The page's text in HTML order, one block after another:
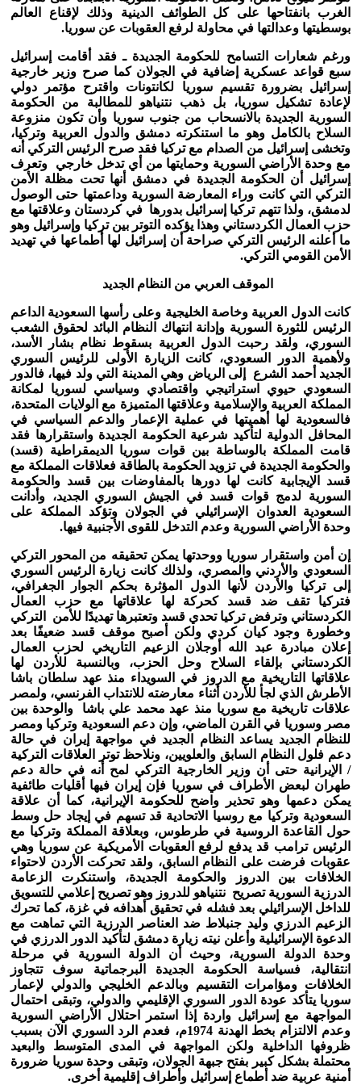
الغرب بانفتاحها على كل الطوائف الدينية وذلك لإقناع العالم
بوسطيتها وعدالتها في محاولة لرفع العقوبات عن سوريا.
ورغم شعارات التسامح للحكومة الجديدة ـ فقد أقامت إسرائيل
سبع قواعد عسكرية إضافية في الجولان كما صرح وزير خارجية
إسرائيل بضرورة تقسيم سوريا لكانتونات واقترح مؤتمر دولي
لإعادة تشكيل سوريا، بل ذهب نتنياهو للمطالبة من الحكومة
السورية الجديدة بالانسحاب من جنوب سوريا وأن تكون منزوعة
السلاح بالكامل وهو ما استنكرته دمشق والدول العربية وتركيا،
وتخشى إسرائيل من الصدام مع تركيا فقد صرح الرئيس التركي أنه
مع وحدة الأراضي السورية وحمايتها من أي تدخل خارجي وتعرف
إسرائيل أن الحكومة الجديدة في دمشق أنها تحت مظلة الأمن
التركي التي كانت وراء المعارضة السورية وداعمتها حتى الوصول
لدمشق، ولذا تتهم تركيا إسرائيل بدورها في كردستان وعلاقتها مع
حزب العمال الكردستاني وهذا يؤكده التوتر بين تركيا وإسرائيل وهو
ما أعلنه الرئيس التركي صراحة أن إسرائيل لها أطماعها في تهديد
الأمن القومي التركي.
الموقف العربي من النظام الجديد
كانت الدول العربية وخاصة الخليجية وعلى رأسها السعودية الداعم
الرئيس للثورة السورية وإدانة انتهاك النظام البائد لحقوق الشعب
السوري، ولقد رحبت الدول العربية بسقوط نظام بشار الأسد،
ولأهمية الدور السعودي، كانت الزيارة الأولى للرئيس السوري
الجديد أحمد الشرع إلى الرياض وهي المدينة التي ولد فيها، فالدور
السعودي حيوي استراتيجي واقتصادي وسياسي لسوريا لمكانة
المملكة العربية والإسلامية وعلاقتها المتميزة مع الولايات المتحدة،
فالسعودية لها أهميتها في عملية الإعمار والدعم السياسي في
المحافل الدولية لتأكيد شرعية الحكومة الجديدة واستقرارها فقد
قامت المملكة بالوساطة بين قوات سوريا الديمقراطية (قسد)
والحكومة الجديدة في تزويد الحكومة بالطاقة فعلاقات المملكة مع
قسد الإيجابية كانت لها دورها بالمفاوضات بين قسد والحكومة
السورية لدمج قوات قسد في الجيش السوري الجديد، وأدانت
السعودية العدوان الإسرائيلي في الجولان وتؤكد المملكة على
وحدة الأراضي السورية وعدم التدخل للقوى الأجنبية فيها.
إن أمن واستقرار سوريا ووحدتها يمكن تحقيقه من المحور التركي
السعودي والأردني والمصري، ولذلك كانت زيارة الرئيس السوري
إلى تركيا والأردن لأنها الدول المؤثرة بحكم الجوار الجغرافي،
فتركيا تقف ضد قسد كحركة لها علاقاتها مع حزب العمال
الكردستاني وترفض تركيا تحدي قسد وتعتبرها تهديدًا للأمن التركي
وخطورة وجود كيان كردي ولكن أصبح موقف قسد ضعيفًا بعد
إعلان مبادرة عبد الله أوجلان الزعيم التاريخي لحزب العمال
الكردستاني بإلقاء السلاح وحل الحزب، وبالنسبة للأردن لها
علاقاتها التاريخية مع الدروز في السويداء منذ عهد سلطان باشا
الأطرش الذي لجأ للأردن أثناء معارضته للانتداب الفرنسي، ولمصر
علاقات تاريخية مع سوريا منذ عهد محمد علي باشا والوحدة بين
مصر وسوريا في القرن الماضي، وإن دعم السعودية وتركيا ومصر
للنظام الجديد يساعد النظام الجديد في مواجهة إيران في حالة
دعم فلول النظام السابق والعلويين، ونلاحظ توتر العلاقات التركية
/ الإيرانية حتى أن وزير الخارجية التركي لمح أنه في حالة دعم
طهران لبعض الأطراف في سوريا فإن إيران فيها أقليات طائفية
يمكن دعمها وهو تحذير واضح للحكومة الإيرانية، كما أن علاقة
السعودية وتركيا مع روسيا الاتحادية قد تسهم في إيجاد حل وسط
حول القاعدة الروسية في طرطوس، وبعلاقة المملكة وتركيا مع
الرئيس ترامب قد يدفع لرفع العقوبات الأمريكية عن سوريا وهي
عقوبات فرضت على النظام السابق، ولقد تحركت الأردن لاحتواء
الخلافات بين الدروز والحكومة الجديدة، واستنكرت الزعامة
الدرزية السورية تصريح نتنياهو للدروز وهو تصريح إعلامي للتسويق
للداخل الإسرائيلي بعد فشله في تحقيق أهدافه في غزة، كما تحرك
الزعيم الدرزي وليد جنبلاط ضد العناصر الدرزية التي تماهت مع
الدعوة الإسرائيلية وأعلن نيته زيارة دمشق لتأكيد الدور الدرزي في
وحدة الدولة السورية، وحيث أن الدولة السورية في مرحلة
انتقالية، فسياسة الحكومة الجديدة البرجماتية سوف تتجاوز
الخلافات ومؤامرات التقسيم وبالدعم الخليجي والدولي لإعمار
سوريا يتأكد عودة الدور السوري الإقليمي والدولي، وتبقى احتمال
المواجهة مع إسرائيل واردة إذا استمر احتلال الأراضي السورية
وعدم الالتزام بخط الهدنة 1974م، فعدم الرد السوري الآن بسبب
ظروفها الداخلية ولكن المواجهة في المدى المتوسط والبعيد
محتملة بشكل كبير بفتح جبهة الجولان، وتبقى وحدة سوريا ضرورة
أمنية عربية ضد أطماع إسرائيل وأطراف إقليمية أخرى.